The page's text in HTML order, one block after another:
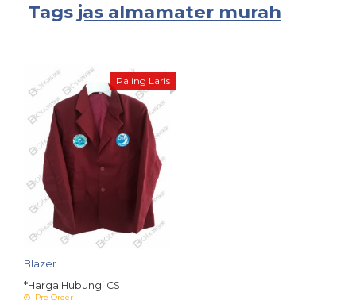
Tags jas almamater murah
Paling Laris
Blazer
*Harga Hubungi CS
Pre Order